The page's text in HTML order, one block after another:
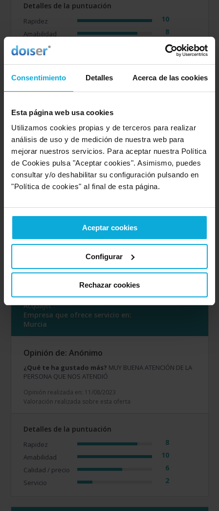
Consentimiento Detalles Acerca de las cookies
Esta página web usa cookies
Utilizamos cookies propias y de terceros para realizar
análisis de uso y de medición de nuestra web para
mejorar nuestros servicios. Para aceptar nuestra Política
de Cookies pulsa "Aceptar cookies". Asimismo, puedes
consultar y/o deshabilitar su configuración pulsando en
"Política de cookies" al final de esta página.
Aceptar cookies
Configurar
Rechazar cookies
Detalles de la puntuación
Rapidez 10
Amabilidad 8
Calidad / precio 6
Empresa valorada:
Acquajet
Murcia
Opinión de: Anónimo
¿Qué te ha gustado más? No lo sé todavía no se han
puesto en contacto, cobrar si
Opinión realizada en: 11/08/2023
Detalles de la puntuación
Calidad / precio 2
Empresa valorada:
Acquajet
Empresa que ofrece servicio en:
Murcia
6.5
Opinión de: Anónimo
¿Qué te ha gustado más? MUY BUENA ATENCIÓN DE LA
PERSONA QUE NOS ATENDIÓ
Opinión realizada en: 11/08/2023
Valoración realizada sobre esta oferta
Detalles de la puntuación
Rapidez 8
Amabilidad 10
Calidad / precio 6
Servicio 2